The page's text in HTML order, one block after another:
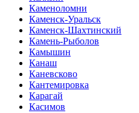
Каменоломни
Каменск-Уральск
Каменск-Шахтинский
Камень-Рыболов
Камышин
Канаш
Каневсково
Кантемировка
Карагай
Касимов